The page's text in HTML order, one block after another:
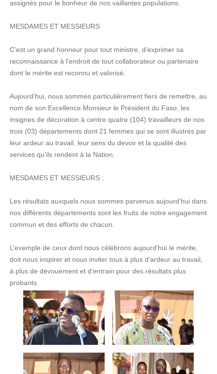
assignés pour le bonheur de nos vaillantes populations.
MESDAMES ET MESSIEURS
C’est un grand honneur pour tout ministre, d’exprimer sa
reconnaissance à l’endroit de tout collaborateur ou partenaire
dont le mérite est reconnu et valorisé.
Aujourd’hui, nous sommes particulièrement fiers de remettre, au
nom de son Excellence Monsieur le Président du Faso, les
insignes de décoration à centre quatre (104) travailleurs de nos
trois (03) départements dont 21 femmes qui se sont illustrés par
leur ardeur au travail, leur sens du devoir et la qualité des
services qu’ils rendent à la Nation.
MESDAMES ET MESSIEURS ;
Les résultats auxquels nous sommes parvenus aujourd’hui dans
nos différents départements sont les fruits de notre engagement
commun et des efforts de chacun.
L’exemple de ceux dont nous célébrons aujourd’hui le mérite,
doit nous inspirer et nous inviter tous à plus d’ardeur au travail,
à plus de dévouement et d’entrain pour des résultats plus
probants.